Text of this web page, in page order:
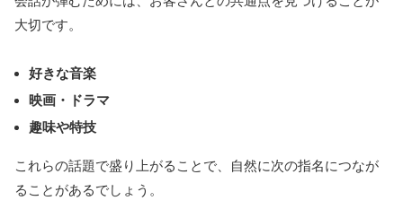
大切です。
好きな音楽
映画・ドラマ
趣味や特技
これらの話題で盛り上がることで、自然に次の指名につなが
ることがあるでしょう。